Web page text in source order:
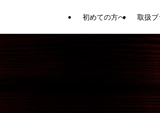
初めての方へ 取扱